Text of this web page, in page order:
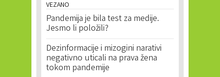
VEZANO
Pandemija je bila test za medije.
Jesmo li položili?
Dezinformacije i mizogini narativi
negativno uticali na prava žena
tokom pandemije